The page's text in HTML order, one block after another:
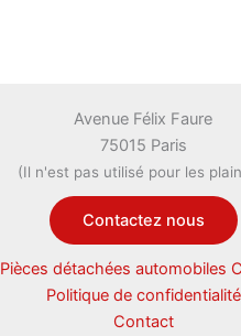
Avenue Félix Faure
75015 Paris
(Il n'est pas utilisé pour les
Contactez nous
Pièces détachées automobiles
Politique de confidentialité
Contact